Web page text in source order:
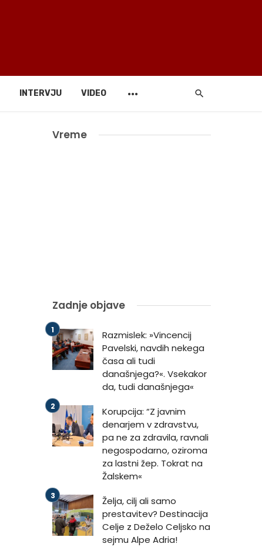
INTERVJU VIDEO
Vreme
Zadnje objave
Razmislek: »Vincencij
Pavelski, navdih nekega
časa ali tudi
današnjega?«. Vsekakor
da, tudi današnjega«
Korupcija: “Z javnim
denarjem v zdravstvu,
pa ne za zdravila, ravnali
negospodarno, oziroma
za lastni žep. Tokrat na
Žalskem«
Želja, cilj ali samo
prestavitev? Destinacija
Celje z Deželo Celjsko na
sejmu Alpe Adria!